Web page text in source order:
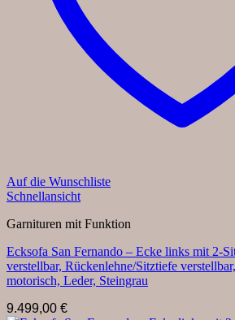
Auf die Wunschliste
Schnellansicht
Garnituren mit Funktion
Ecksofa San Fernando – Ecke links mit 2-
verstellbar, Rückenlehne/Sitztiefe
motorisch, Leder, Steingrau
9.499,00 €